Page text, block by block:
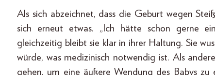
Als sich abzeichnet, dass die Geburt wegen
sich erneut etwas. „Ich hätte schon gerne
gleichzeitig bleibt sie klar in ihrer Haltung. Sie
würde, was medizinisch notwendig ist. Als
gehen, um eine äußere Wendung des Babys zu